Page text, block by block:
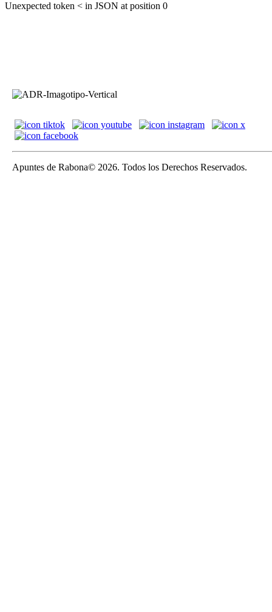
Unexpected token < in JSON at position 0
Apuntes de Rabona© 2026. Todos los Derechos Reservados.